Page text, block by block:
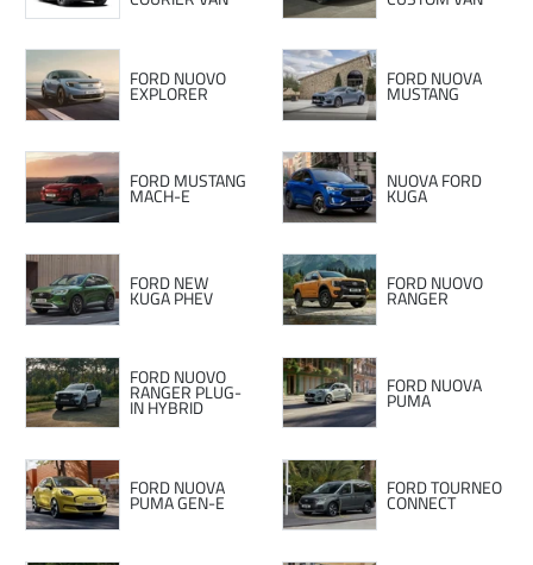
FORD NUOVO
EXPLORER
FORD NUOVA
MUSTANG
FORD MUSTANG
MACH-E
NUOVA FORD
KUGA
FORD NEW
KUGA PHEV
FORD NUOVO
RANGER
FORD NUOVO
RANGER PLUG-
IN HYBRID
FORD NUOVA
PUMA
FORD NUOVA
PUMA GEN-E
FORD TOURNEO
CONNECT